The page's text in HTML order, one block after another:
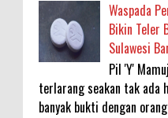
Waspada
Bikin Teler
Sulawesi
Pil 'Y'
terlarang seakan tak ada
banyak bukti dengan